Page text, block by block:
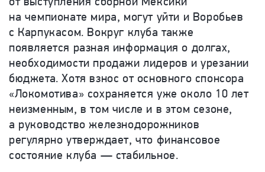
на чемпионате мира, могут уйти и Воробьев
с Карпукасом. Вокруг клуба также
появляется разная информация о долгах,
необходимости продажи лидеров и урезании
бюджета. Хотя взнос от основного спонсора
«Локомотива» сохраняется уже около 10 лет
неизменным, в том числе и в этом сезоне,
а руководство железнодорожников
регулярно утверждает, что финансовое
состояние клуба — стабильное.